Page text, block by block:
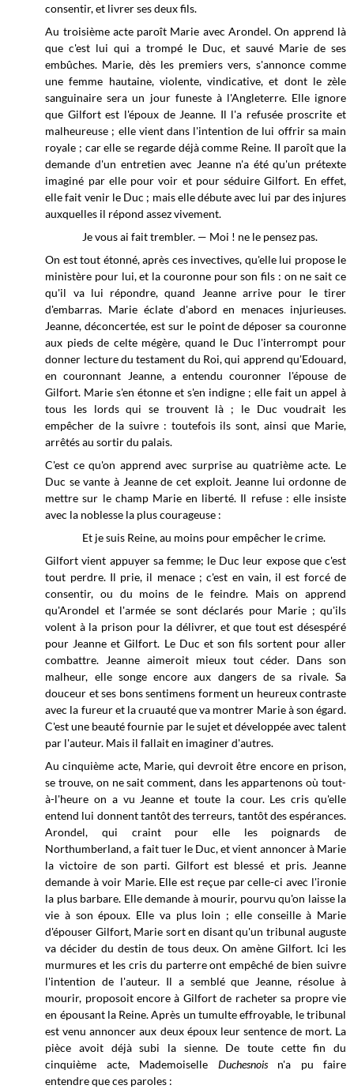
consentir, et livrer ses deux fils.
Au troisième acte paroît Marie avec Arondel. On apprend là
que c'est lui qui a trompé le Duc, et sauvé Marie de ses
embûches. Marie, dès les premiers vers, s'annonce comme
une femme hautaine, violente, vindicative, et dont le zèle
sanguinaire sera un jour funeste à l'Angleterre. Elle ignore
que Gilfort est l'époux de Jeanne. Il l'a refusée proscrite et
malheureuse ; elle vient dans l'intention de lui offrir sa main
royale ; car elle se regarde déjà comme Reine. II paroît que la
demande d'un entretien avec Jeanne n'a été qu'un prétexte
imaginé par elle pour voir et pour séduire Gilfort. En effet,
elle fait venir le Duc ; mais elle débute avec lui par des injures
auxquelles il répond assez vivement.
Je vous ai fait trembler. — Moi ! ne le pensez pas.
On est tout étonné, après ces invectives, qu'elle lui propose le
ministère pour lui, et la couronne pour son fils : on ne sait ce
qu'il va lui répondre, quand Jeanne arrive pour le tirer
d'embarras. Marie éclate d'abord en menaces injurieuses.
Jeanne, déconcertée, est sur le point de déposer sa couronne
aux pieds de celte mégère, quand le Duc l'interrompt pour
donner lecture du testament du Roi, qui apprend qu'Edouard,
en couronnant Jeanne, a entendu couronner l'épouse de
Gilfort. Marie s'en étonne et s'en indigne ; elle fait un appel à
tous les lords qui se trouvent là ; le Duc voudrait les
empêcher de la suivre : toutefois ils sont, ainsi que Marie,
arrêtés au sortir du palais.
C'est ce qu'on apprend avec surprise au quatrième acte. Le
Duc se vante à Jeanne de cet exploit. Jeanne lui ordonne de
mettre sur le champ Marie en liberté. Il refuse : elle insiste
avec la noblesse la plus courageuse :
Et je suis Reine, au moins pour empêcher le crime.
Gilfort vient appuyer sa femme; le Duc leur expose que c'est
tout perdre. Il prie, il menace ; c'est en vain, il est forcé de
consentir, ou du moins de le feindre. Mais on apprend
qu'Arondel et l'armée se sont déclarés pour Marie ; qu'ils
volent à la prison pour la délivrer, et que tout est désespéré
pour Jeanne et Gilfort. Le Duc et son fils sortent pour aller
combattre. Jeanne aimeroit mieux tout céder. Dans son
malheur, elle songe encore aux dangers de sa rivale. Sa
douceur et ses bons sentimens forment un heureux contraste
avec la fureur et la cruauté que va montrer Marie à son égard.
C'est une beauté fournie par le sujet et développée avec talent
par l'auteur. Mais il fallait en imaginer d'autres.
Au cinquième acte, Marie, qui devroit être encore en prison,
se trouve, on ne sait comment, dans les appartenons où tout-
à-l'heure on a vu Jeanne et toute la cour. Les cris qu'elle
entend lui donnent tantôt des terreurs, tantôt des espérances.
Arondel, qui craint pour elle les poignards de
Northumberland, a fait tuer le Duc, et vient annoncer à Marie
la victoire de son parti. Gilfort est blessé et pris. Jeanne
demande à voir Marie. Elle est reçue par celle-ci avec l'ironie
la plus barbare. Elle demande à mourir, pourvu qu'on laisse la
vie à son époux. Elle va plus loin ; elle conseille à Marie
d'épouser Gilfort, Marie sort en disant qu'un tribunal auguste
va décider du destin de tous deux. On amène Gilfort. Ici les
murmures et les cris du parterre ont empêché de bien suivre
l'intention de l'auteur. Il a semblé que Jeanne, résolue à
mourir, proposoit encore à Gilfort de racheter sa propre vie
en épousant la Reine. Après un tumulte effroyable, le tribunal
est venu annoncer aux deux époux leur sentence de mort. La
pièce avoit déjà subi la sienne. De toute cette fin du
cinquième acte, Mademoiselle Duchesnoisn'a pu faire
entendre que ces paroles :